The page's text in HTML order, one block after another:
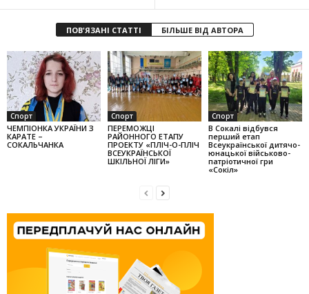
ПОВ'ЯЗАНІ СТАТТІ БІЛЬШЕ ВІД АВТОРА
Спорт
ЧЕМПІОНКА УКРАЇНИ З
КАРАТЕ –
СОКАЛЬЧАНКА
Спорт
ПЕРЕМОЖЦІ
РАЙОННОГО ЕТАПУ
ПРОЕКТУ «ПЛІЧ-О-ПЛІЧ
ВСЕУКРАЇНСЬКОЇ
ШКІЛЬНОЇ ЛІГИ»
Спорт
В Сокалі від­бувся
перший етап
Всеукраїнської ди­тячо-
юнацької військово-
патріотичної гри
«Сокіл»